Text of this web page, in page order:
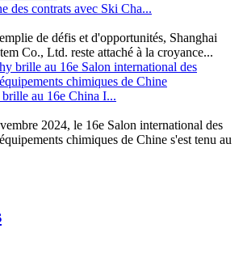
des contrats avec Ski Cha...
de défis et d'opportunités, Shanghai
Co., Ltd. reste attaché à la croyance...
au 16e China I...
2024, le 16e Salon international des
chimiques de Chine s'est tenu au